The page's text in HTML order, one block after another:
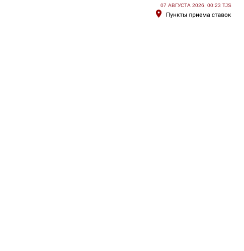
07 АВГУСТА 2026, 00:23 TJS